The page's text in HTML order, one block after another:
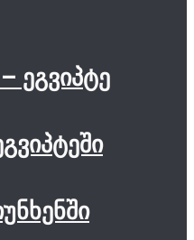
ეგვიპტე